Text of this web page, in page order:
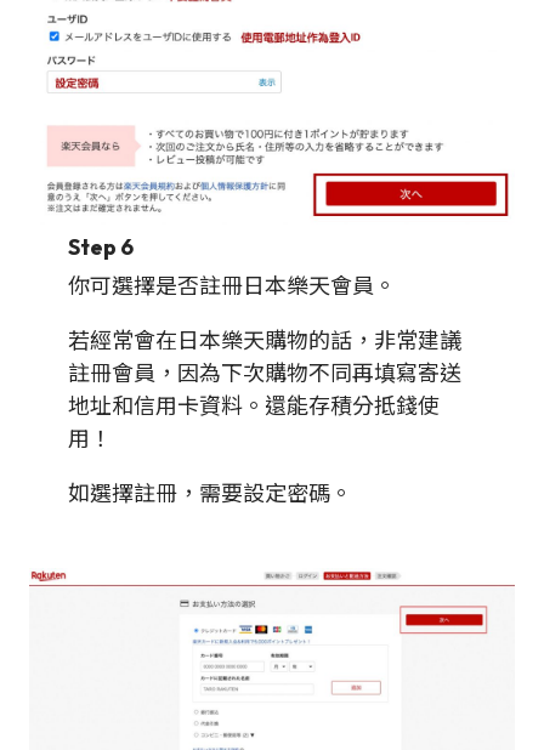
Step 6
你可選擇是否註冊日本樂天會員。
若經常會在日本樂天購物的話，非常建議
註冊會員，因為下次購物不同再填寫寄送
地址和信用卡資料。還能存積分抵錢使
用！
如選擇註冊，需要設定密碼。